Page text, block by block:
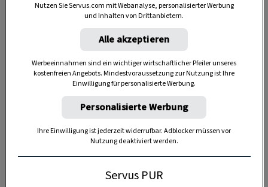
KUCHEN & TORTEN
Kärntner Reindling
mit Rosinen und
Walnüssen
SELBERMACHEN
So färbt man
Ostereier natürlich
mit Zwiebelschalen
Nutzen Sie Servus.com mit Webanalyse, personalisierter Werbung
und Inhalten von Drittanbietern.
Alle akzeptieren
Werbeeinnahmen sind ein wichtiger wirtschaftlicher Pfeiler unseres
kostenfreien Angebots. Mindestvoraussetzung zur Nutzung ist Ihre
Einwilligung für personalisierte Werbung.
Personalisierte Werbung
Ihre Einwilligung ist jederzeit widerrufbar. Adblocker müssen vor
Nutzung deaktiviert werden.
Servus PUR